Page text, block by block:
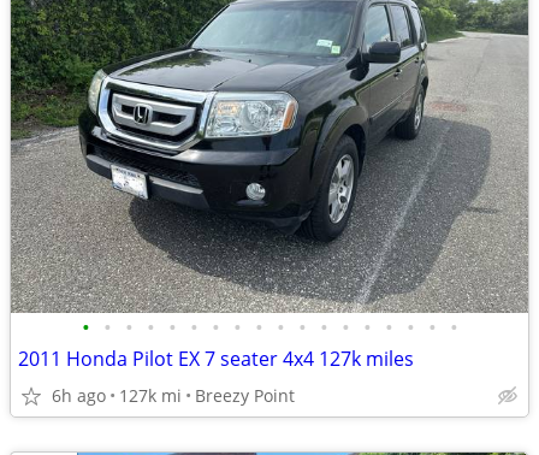
• • • • • • • • • • • • • • • • • •
2011 Honda Pilot EX 7 seater 4x4 127k miles
6h ago 127k mi Breezy Point